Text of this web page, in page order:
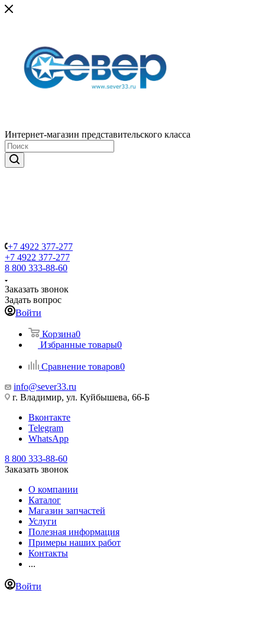
Интернет-магазин представительского класса
+7 4922 377-277
+7 4922 377-277
8 800 333-88-60
Заказать звонок
Задать вопрос
Войти
Корзина0
Избранные товары0
Сравнение товаров0
info@sever33.ru
г. Владимир, ул. Куйбышева, 66-Б
Вконтакте
Telegram
WhatsApp
8 800 333-88-60
Заказать звонок
О компании
Каталог
Магазин запчастей
Услуги
Полезная информация
Примеры наших работ
Контакты
...
Войти